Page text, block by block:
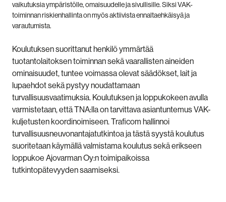
vaikutuksia ympäristölle, omaisuudelle ja sivullisille. Siksi VAK-
toiminnan riskienhallinta on myös aktiivista ennaltaehkäisyä ja
varautumista.
Koulutuksen suorittanut henkilö ymmärtää
tuotantolaitoksen toiminnan sekä vaarallisten aineiden
ominaisuudet, tuntee voimassa olevat säädökset, lait ja
lupaehdot sekä pystyy noudattamaan
turvallisuusvaatimuksia. Koulutuksen ja loppukokeen avulla
varmistetaan, että TNA:lla on tarvittava asiantuntemus VAK-
kuljetusten koordinoimiseen. Traficom hallinnoi
turvallisuusneuvonantajatutkintoa ja tästä syystä koulutus
suoritetaan käymällä valmistama koulutus sekä erikseen
loppukoe Ajovarman Oy:n toimipaikoissa
tutkintopätevyyden saamiseksi.